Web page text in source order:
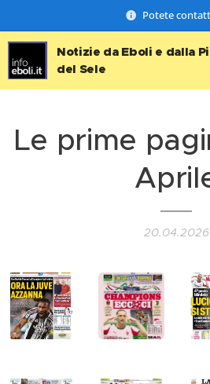
Potete
Notizie da Eboli e dalla
del Sele
Le prime
20.04.2026